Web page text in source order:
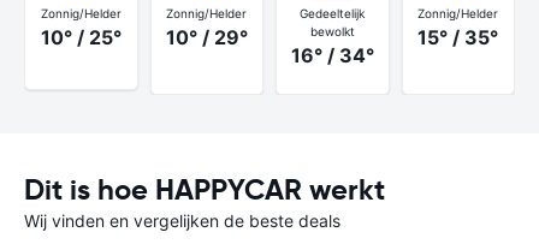
Zonnig/Helder
10° / 25°
Zonnig/Helder
10° / 29°
Gedeeltelijk
bewolkt
16° / 34°
Zonnig/Helder
15° / 35°
Dit is hoe HAPPYCAR werkt
Wij vinden en vergelijken de beste deals